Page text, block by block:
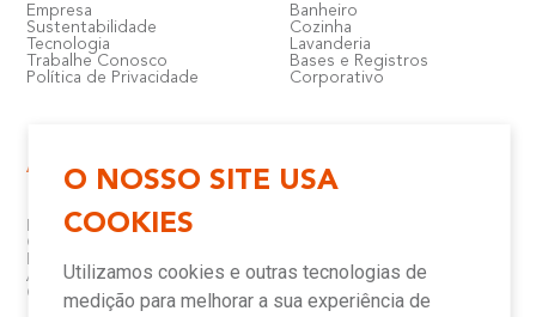
O NOSSO SITE USA
COOKIES
Utilizamos cookies e outras tecnologias de
medição para melhorar a sua experiência de
Empresa
Sustentabilidade
Tecnologia
Trabalhe Conosco
Política de Privacidade
Banheiro
Cozinha
Lavanderia
Bases e Registros
Corporativo
Atendimento e Suporte
Política de Qualidade
Garantia
Assistência Técnica Meber
Canais de Atendimento
Onde Encontrar
Representantes
Assistências Técnicas e
Autorizadas